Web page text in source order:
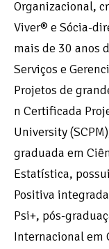
Organizacional,
Viver® e Sócia-
mais de 30 anos
Serviços e
Projetos de
n Certificada
University
graduada em
Estatística,
Positiva
Psi+, pós-
Internacional em